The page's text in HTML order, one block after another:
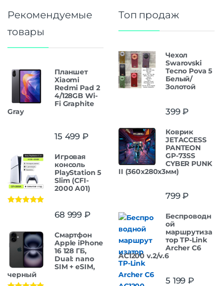
Рекомендуемые
товары
Планшет
Xiaomi
Redmi Pad 2
4/128GB Wi-
Fi Graphite
Gray
15 499 ₽
Игровая
консоль
PlayStation 5
Slim (CFI-
2000 A01)
68 999 ₽
Смартфон
Apple iPhone
16 128 ГБ,
Dual: nano
SIM + eSIM,
черный
Топ продаж
Чехол
Swarovski
Tecno Pova 5
Белый/
Золотой
399₽
Коврик
JETACCESS
PANTEON
GP-73SS
CYBER PUNK
II (360x280x3мм)
799₽
Беспроводн
ой
маршрутиза
тор TP-Link
Archer C6
AC1200 v.2/v.6
5 199 ₽